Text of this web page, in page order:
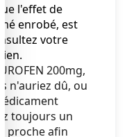
l'effet de
enrobé, est
votre
200mg,
n'auriez dû, ou
toujours un
proche afin